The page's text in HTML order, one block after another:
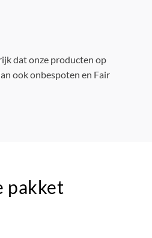
dat onze producten op
ook onbespoten en Fair
pakket